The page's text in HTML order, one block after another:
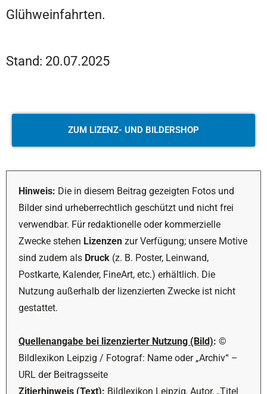
Glühweinfahrten.
Stand: 20.07.2025
ZUM LIZENZ- UND BILDERSHOP
Hinweis: Die in diesem Beitrag gezeigten Fotos und
Bilder sind urheberrechtlich geschützt und nicht frei
verwendbar. Für redaktionelle oder kommerzielle
Zwecke stehen Lizenzen zur Verfügung; unsere Motive
sind zudem als Druck (z. B. Poster, Leinwand,
Postkarte, Kalender, FineArt, etc.) erhältlich. Die
Nutzung außerhalb der lizenzierten Zwecke ist nicht
gestattet.
Quellenangabe bei lizenzierter Nutzung (Bild): ©
Bildlexikon Leipzig / Fotograf: Name oder „Archiv“ –
URL der Beitragsseite
Zitierhinweis (Text): Bildlexikon Leipzig, Autor, „Titel